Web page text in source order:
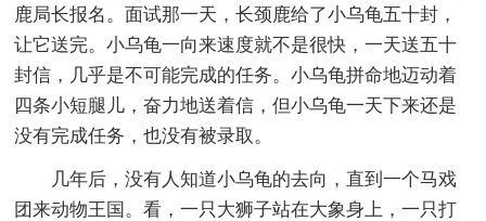
鹿局长报名。面试那一天，长颈鹿给了小乌龟五十封，
让它送完。小乌龟一向来速度就不是很快，一天送五十
封信，几乎是不可能完成的任务。小乌龟拼命地迈动着
四条小短腿儿，奋力地送着信，但小乌龟一天下来还是
没有完成任务，也没有被录取。
几年后，没有人知道小乌龟的去向，直到一个马戏
团来动物王国。看，一只大狮子站在大象身上，一只打